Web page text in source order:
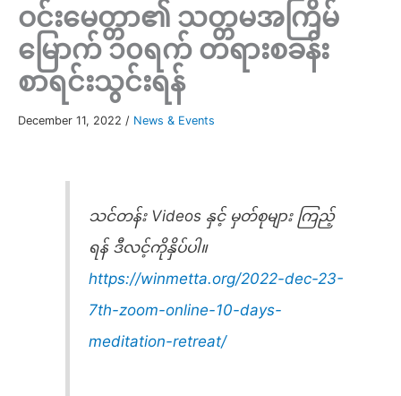
ဝင်းမေတ္တာ၏ သတ္တမအကြိမ်
မြောက် ၁၀ရက် တရားစခန်း
စာရင်းသွင်းရန်
December 11, 2022 / News & Events
သင်တန်း Videos နှင့် မှတ်စုများ ကြည့်
ရန် ဒီလင့်ကိုနှိပ်ပါ။
https://winmetta.org/2022-dec-23-
7th-zoom-online-10-days-
meditation-retreat/